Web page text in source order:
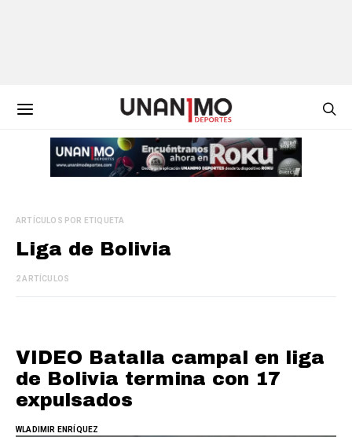
ARTÍCULOS POR ETIQUETA
Liga de Bolivia
2 ARTÍCULOS
VIDEO Batalla campal en liga
de Bolivia termina con 17
expulsados
WLADIMIR ENRÍQUEZ